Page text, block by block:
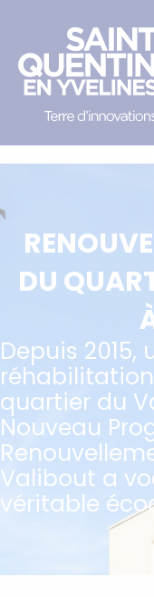
DU
Depuis
quartier du
Nouveau
Valibout a
véritable